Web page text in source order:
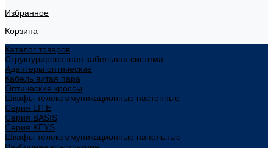
Избранное
Корзина
Каталог товаров
Структурированная кабельная система
Адаптеры оптические
Кабель витая пара
Оптические кроссы
Шкафы телекоммуникационные настенные
Cерия LITE
Cерия BASIS
Cерия KEYS
Шкафы телекоммуникационные напольные